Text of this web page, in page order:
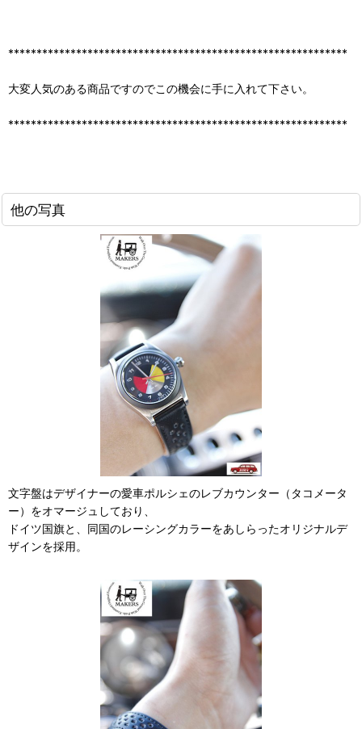
************************************************************
大変人気のある商品ですのでこの機会に手に入れて下さい。
************************************************************
他の写真
文字盤はデザイナーの愛車ポルシェのレブカウンター（タコメータ
ー）をオマージュしており、
ドイツ国旗と、同国のレーシングカラーをあしらったオリジナルデ
ザインを採用。